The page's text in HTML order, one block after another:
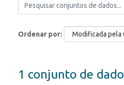
Ordenar por
1 conjunto de